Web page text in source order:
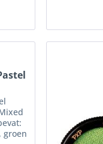
groen